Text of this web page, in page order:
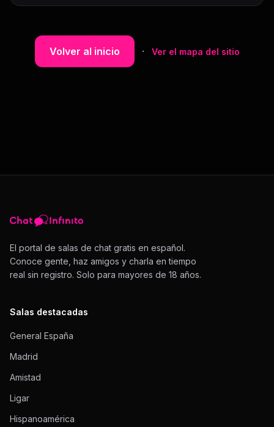
Volver al inicio · Ver el mapa del sitio
El portal de salas de chat gratis en español.
Conoce gente, haz amigos y charla en tiempo
real sin registro. Solo para mayores de 18 años.
Salas destacadas
General España
Madrid
Amistad
Ligar
Hispanoamérica